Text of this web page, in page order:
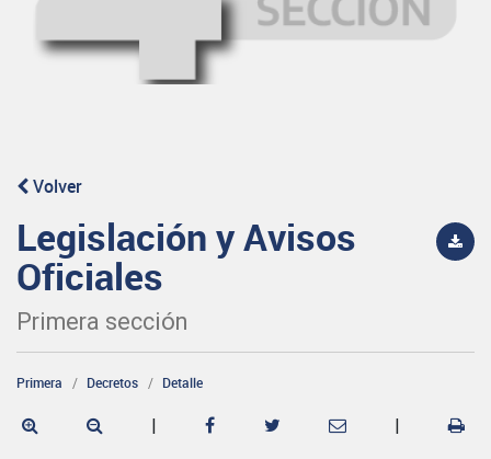
Volver
Legislación y Avisos
Oficiales
Primera sección
Primera Decretos Detalle
| |